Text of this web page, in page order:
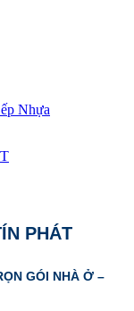
Nhựa
PHÁT
GÓI NHÀ Ở –